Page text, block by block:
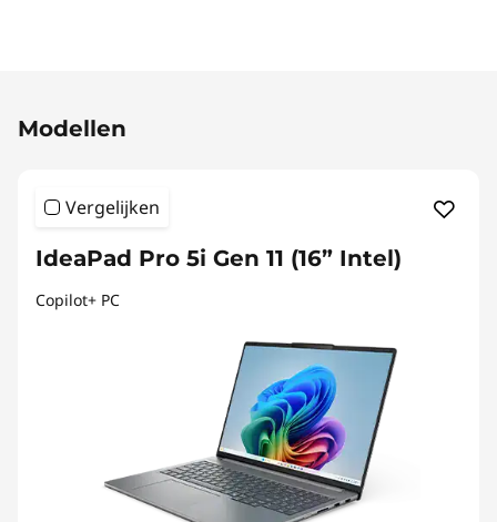
Modellen
Vergelijken
IdeaPad Pro 5i Gen 11 (16” Intel)
Copilot+ PC